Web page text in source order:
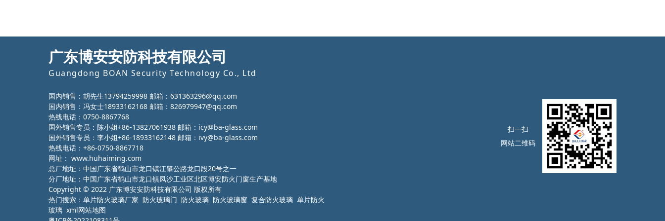
广东博安安防科技有限公司
Guangdong BOAN Security Technology Co., Ltd
国内销售：胡先生13794259998 邮箱：631363296@qq.com
国内销售：冯女士18933162168 邮箱：826979947@qq.com
热线电话：0750-8867768
国外销售专员：陈小姐+86-13827061938 邮箱：icy@ba-glass.com
国外销售专员：李小姐+86-18933162148 邮箱：ivy@ba-glass.com
热线电话：+86-0750-8867718
网址： www.huhaiming.com
总厂地址：中国广东省鹤山市龙口镇江肇公路龙口段20号之一
分厂地址：中国广东省鹤山市龙口镇凤沙工业区北区博安防火门窗生产基地
Copyright © 2022 广东博安安防科技有限公司 版权所有
热门搜索： 单片防火玻璃厂家 防火玻璃门 防火玻璃 防火玻璃窗 复合防火玻璃 单片防火
玻璃 xml网站地图
扫一扫
网站二维码